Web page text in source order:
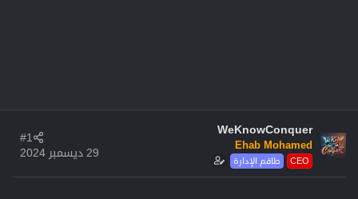
WeKnowConquer
Ehab Mohamed
طاقم الإدارة CEO
29 ديسمبر 2024
#1